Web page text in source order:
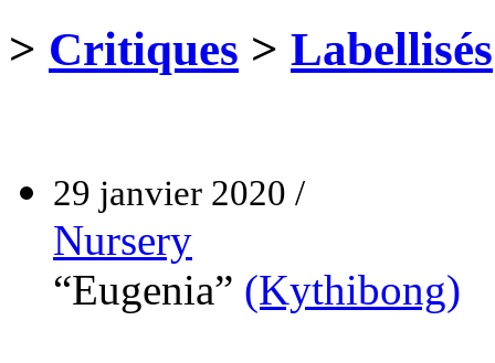
> Critiques > Labellisés
29 janvier 2020 /
Nursery
“Eugenia” (Kythibong)